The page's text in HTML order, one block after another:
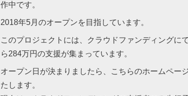
作中です。
2018年5月のオープンを目指しています。
このプロジェクトには、クラウドファンディングに
ら284万円の支援が集まっています。
オープン日が決まりましたら、こちらのホームペー
たします。